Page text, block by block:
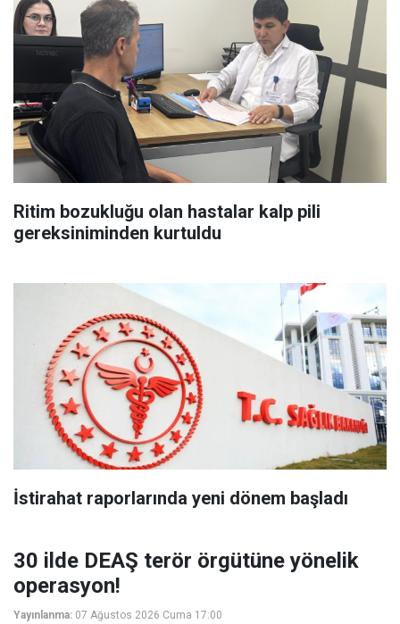
Ritim bozukluğu olan hastalar kalp pili
gereksiniminden kurtuldu
İstirahat raporlarında yeni dönem başladı
30 ilde DEAŞ terör örgütüne yönelik
operasyon!
Yayınlanma: 07 Ağustos 2026 Cuma 17:00